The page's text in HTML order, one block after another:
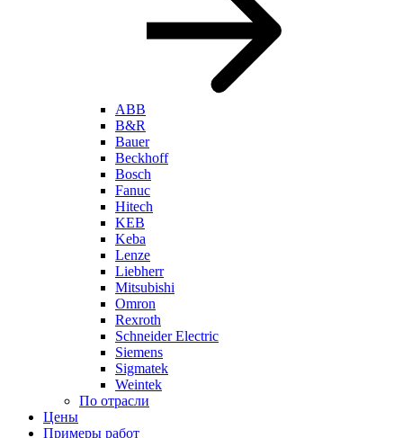
ABB
B&R
Bauer
Beckhoff
Bosch
Fanuc
Hitech
KEB
Keba
Lenze
Liebherr
Mitsubishi
Omron
Rexroth
Schneider Electric
Siemens
Sigmatek
Weintek
По отрасли
Цены
Примеры работ